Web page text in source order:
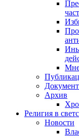
Архив
Религия в
Новости